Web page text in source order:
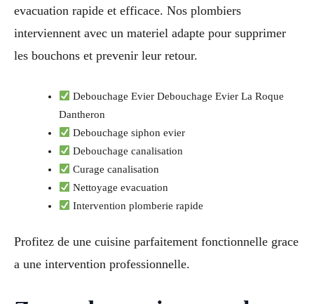
evacuation rapide et efficace. Nos plombiers
interviennent avec un materiel adapte pour supprimer
les bouchons et prevenir leur retour.
Debouchage Evier Debouchage Evier La Roque
Dantheron
Debouchage siphon evier
Debouchage canalisation
Curage canalisation
Nettoyage evacuation
Intervention plomberie rapide
Profitez de une cuisine parfaitement fonctionnelle grace
a une intervention professionnelle.